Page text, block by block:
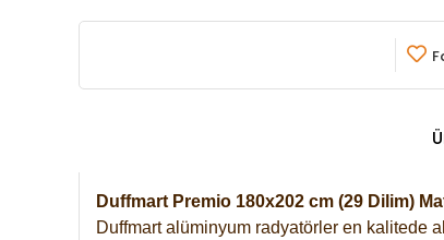
Duffmart Premio 180x202 cm (29 Dilim)
Duffmart alüminyum radyatörler en kalitede